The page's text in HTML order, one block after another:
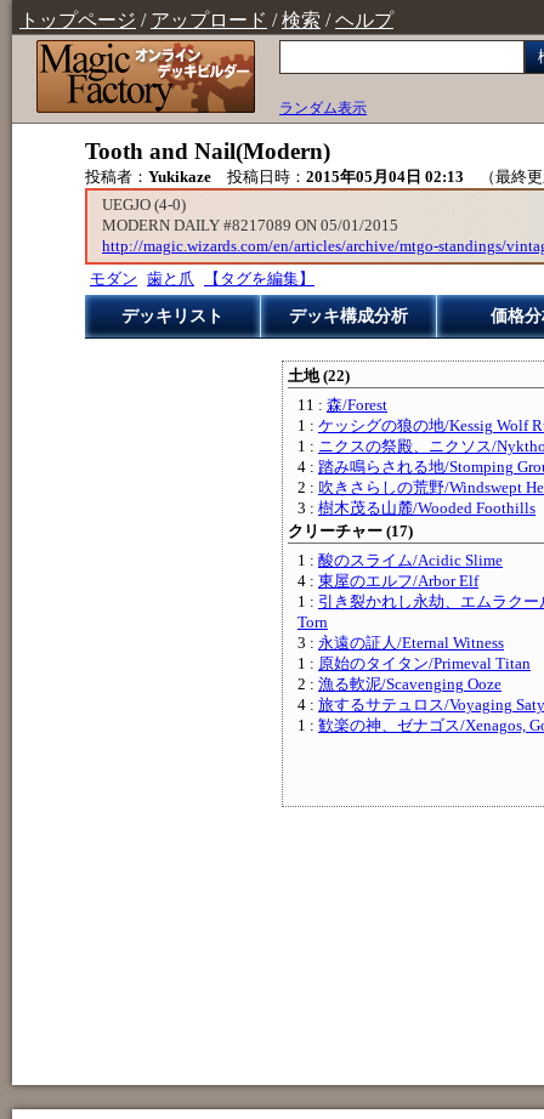
トップページ / アップロード /検索 /ヘルプ
ランダム表示
Tooth and Nail(Modern)
投稿者： Yukikaze 投稿日時： 2015年05月04日 02:13 （最終更
UEGJO (4-0)
MODERN DAILY #8217089 ON 05/01/2015
http://magic.wizards.com/en/articles/archive/mtgo-standings/
モダン
歯と爪 【タグを編集】
デッキリスト デッキ構成分析 価格
土地 (22)
11 : 森/Forest
1 : ケッシグの狼の地/Kessig Wolf
1 : ニクスの祭殿、ニクソス/
4 : 踏み鳴らされる地/Stomping
2 : 吹きさらしの荒野/Windswept
3 : 樹木茂る山麓/Wooded Foothills
クリーチャー (17)
1 : 酸のスライム/Acidic Slime
4 : 東屋のエルフ/Arbor Elf
1 : 引き裂かれし永劫、エムラクー
Torn
3 : 永遠の証人/Eternal Witness
1 : 原始のタイタン/Primeval Titan
2 : 漁る軟泥/Scavenging Ooze
4 : 旅するサテュロス/Voyaging
1 : 歓楽の神、ゼナゴス/Xenagos,